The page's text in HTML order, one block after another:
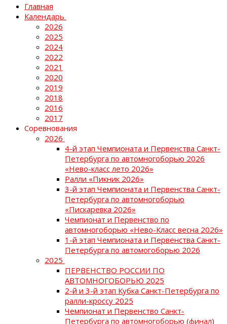
Главная
Календарь
2026
2025
2024
2022
2021
2020
2019
2018
2016
2017
Соревнования
2026
4-й этап Чемпионата и Первенства Санкт-
Петербурга по автомногоборью 2026
«Нево-класс лето 2026»
Ралли «Пикник 2026»
3-й этап Чемпионата и Первенства Санкт-
Петербурга по автомногоборью
«Пискаревка 2026»
Чемпионат и Первенство по
автомногоборью «Нево-Класс весна 2026»
1-й этап Чемпионата и Первенства Санкт-
Петербурга по автомогоборью 2026
2025
ПЕРВЕНСТВО РОССИИ ПО
АВТОМНОГОБОРЬЮ 2025
2-й и 3-й этап Кубка Санкт-Петербурга по
ралли-кроссу 2025
Чемпионат и Первенство Санкт-
Петербурга по автомногоборью (финал)